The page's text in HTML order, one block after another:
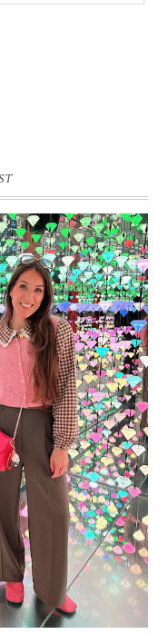
CUPCAKE
ik even bewust op de
bestaat 16 jaar. Zestien.